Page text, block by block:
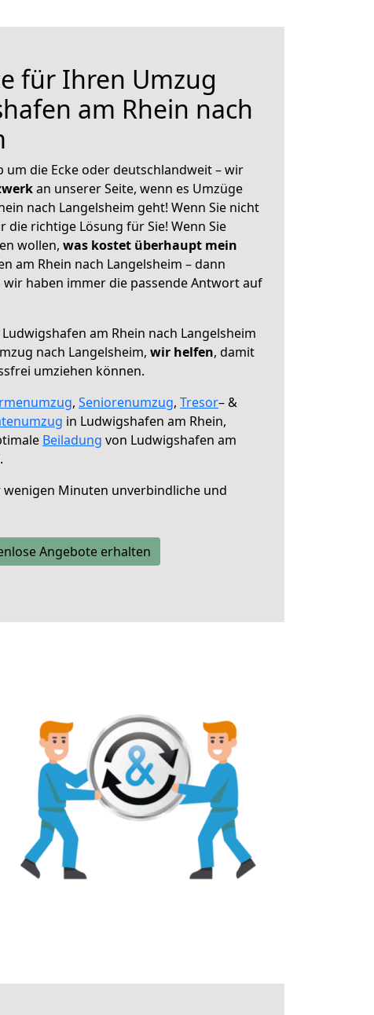
für Ihren Umzug
am Rhein nach
um die Ecke oder deutschlandweit – wir
an unserer Seite, wenn es Umzüge
nach Langelsheim geht! Wenn Sie nicht
die richtige Lösung für Sie! Wenn Sie
wollen, was kostet überhaupt mein
am Rhein nach Langelsheim – dann
wir haben immer die passende Antwort auf
am Rhein nach Langelsheim
nach Langelsheim, wir helfen, damit
umziehen können.
, Seniorenumzug, Tresor– &
in Ludwigshafen am Rhein,
Beiladung von Ludwigshafen am
wenigen Minuten unverbindliche und
Angebote erhalten